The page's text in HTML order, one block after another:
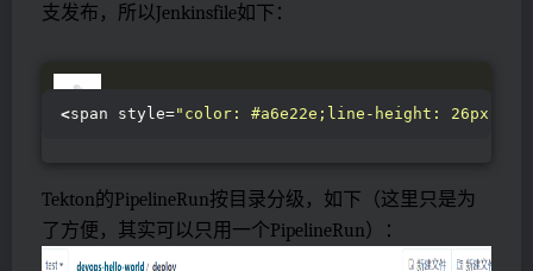
支发布，所以Jenkinsfile如下：
<span style="color: #a6e22e;line-height: 26px;"
Tekton的PipelineRun按目录分级，如下（这里只是为
了方便，其实可以只用一个PipelineRun）：